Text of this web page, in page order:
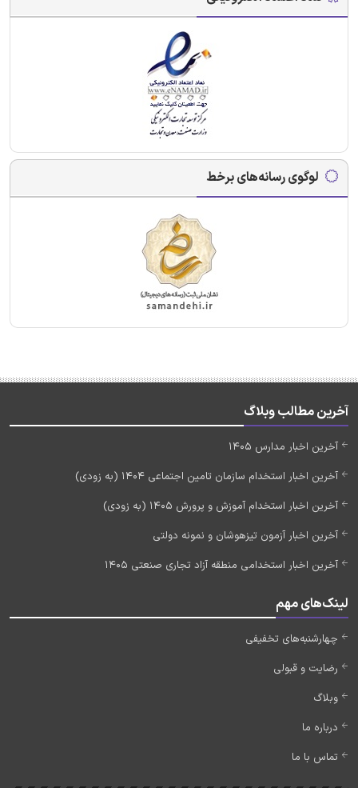
لوگوی رسانه‌های برخط
آخرین مطالب وبلاگ
آخرین اخبار مدارس 1405
آخرین اخبار استخدام سازمان تامین اجتماعی 1404 (به زودی)
آخرین اخبار استخدام آموزش و پرورش 1405 (به زودی)
آخرین اخبار آزمون تیزهوشان و نمونه دولتی
آخرین اخبار استخدامی منطقه آزاد تجاری صنعتی 1405
لینک‌های مهم
چهارشنبه‌های تخفیفی
رضایت و قبولی
وبلاگ
درباره ما
تماس با ما